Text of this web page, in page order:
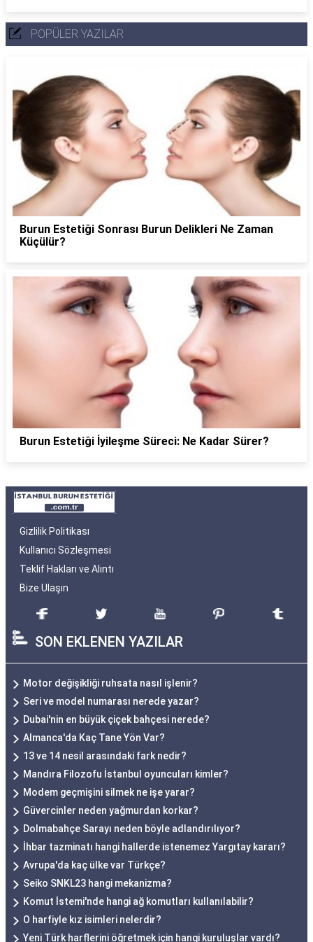
POPÜLER YAZILAR
Burun Estetiği Sonrası Burun Delikleri Ne Zaman
Küçülür?
Burun Estetiği İyileşme Süreci: Ne Kadar Sürer?
Gizlilik Politikası
Kullanıcı Sözleşmesi
Teklif Hakları ve Alıntı
Bize Ulaşın
SON EKLENEN YAZILAR
Motor değişikliği ruhsata nasıl işlenir?
Seri ve model numarası nerede yazar?
Dubai'nin en büyük çiçek bahçesi nerede?
Almanca'da Kaç Tane Yön Var?
13 ve 14 nesil arasındaki fark nedir?
Mandıra Filozofu İstanbul oyuncuları kimler?
Modem geçmişini silmek ne işe yarar?
Güvercinler neden yağmurdan korkar?
Dolmabahçe Sarayı neden böyle adlandırılıyor?
İhbar tazminatı hangi hallerde istenemez Yargıtay kararı?
Avrupa'da kaç ülke var Türkçe?
Seiko SNKL23 hangi mekanizma?
Komut İstemi'nde hangi ağ komutları kullanılabilir?
O harfiyle kız isimleri nelerdir?
Yeni Türk harflerini öğretmek için hangi kuruluşlar vardı?